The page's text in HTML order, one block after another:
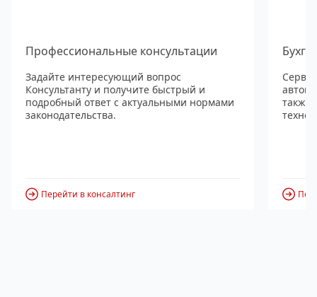
Профессиональные консультации
Задайте интересующий вопрос
Консультанту и получите быстрый и
подробный ответ с актуальными нормами
законодательства.
Перейти в консалтинг
также